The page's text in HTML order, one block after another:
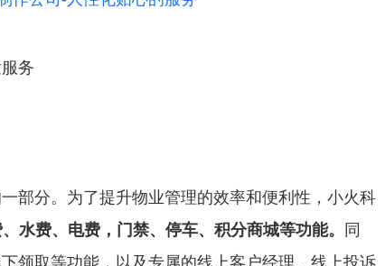
务
部分。为了提升物业管理的效率和便利性，小火科
水费、电费，门禁、停车、积分商城等功能。
同
领取等功能，以及专属的线上客户经理、线上投诉